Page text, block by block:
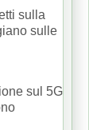
sulla
sulle
sul 5G